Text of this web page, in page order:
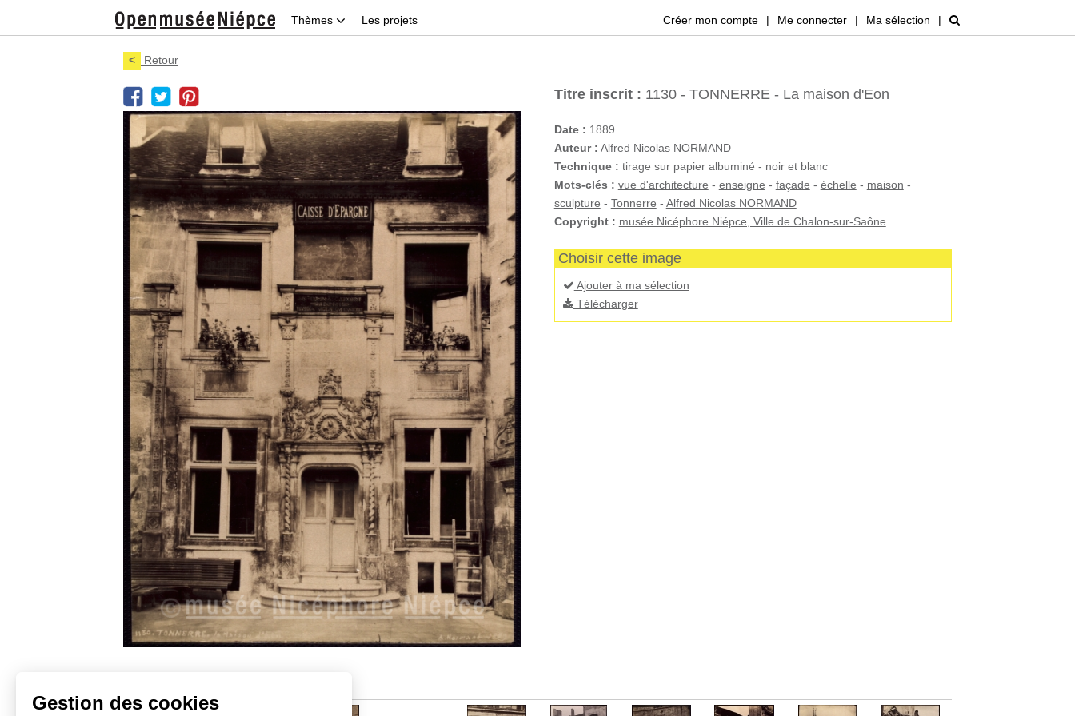
Thèmes Les projets Créer mon compte | Me connecter | Ma sélection |
< Retour
Titre inscrit : 1130 - TONNERRE - La maison d'Eon
Date : 1889
Auteur : Alfred Nicolas NORMAND
Technique : tirage sur papier albuminé - noir et blanc
Mots-clés : vue d'architecture - enseigne - façade - échelle - maison -
sculpture - Tonnerre - Alfred Nicolas NORMAND
Copyright : musée Nicéphore Niépce, Ville de Chalon-sur-Saône
Choisir cette image
Ajouter à ma sélection
Télécharger
Gestion des cookies